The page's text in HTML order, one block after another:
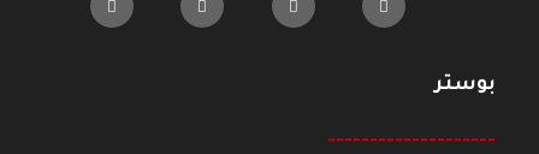
بوستر
--------------------